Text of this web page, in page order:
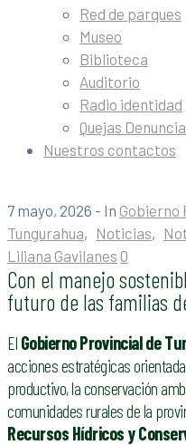
Red de parques
Museo
Biblioteca
Auditorio
Radio identidad
Quejas
Nuestros contactos
7 mayo, 2026 - In Gobierno
Tungurahua‚ Noticias‚
Liliana Gavilanes 0
Con el manejo
futuro de las familias
El Gobierno Provincial de
acciones estratégicas
productivo, la conservación
comunidades rurales de la
Recursos Hídricos y